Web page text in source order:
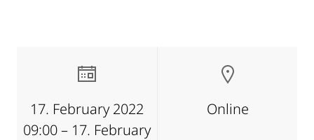
17. February 2022
09:00 – 17. February
Online